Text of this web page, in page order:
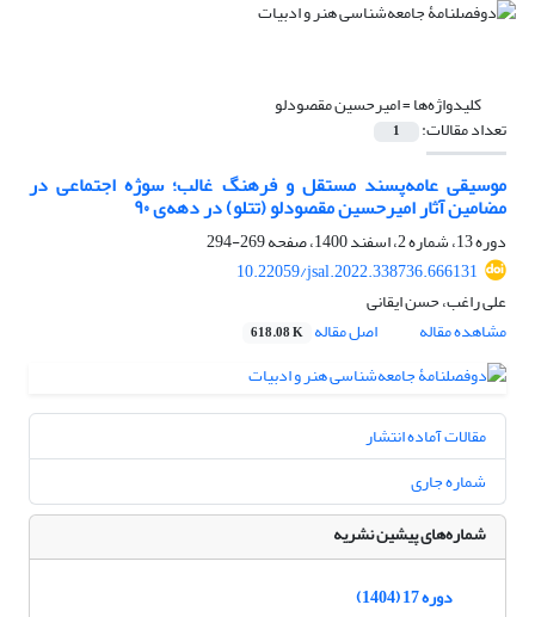
کلیدواژه‌ها =امیرحسین مقصودلو
تعداد مقالات: 1
موسیقی عامه‌پسند مستقل و فرهنگ غالب؛ سوژه اجتماعی در
مضامین آثار امیرحسین مقصودلو (تتلو) در دهه‌ی ۹۰
دوره 13، شماره 2، اسفند 1400، صفحه
269-294
10.22059/jsal.2022.338736.666131
علی راغب، حسن ایقانی
مشاهده مقاله
اصل مقاله 618.08 K
مقالات آماده انتشار
شماره جاری
شماره‌های پیشین نشریه
دوره 17 (1404)